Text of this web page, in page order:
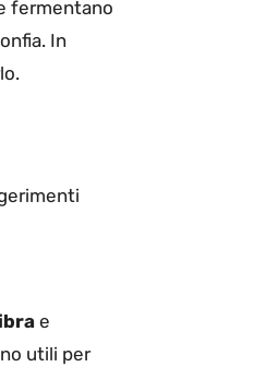
fermentano
In
e
utili per